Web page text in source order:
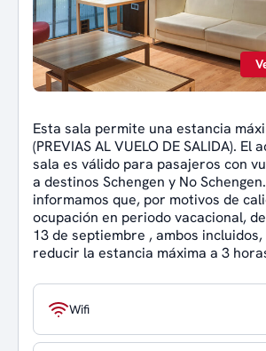
Esta sala permite una estancia
(PREVIAS AL VUELO DE SALIDA). El
sala es válido para pasajeros con
a destinos Schengen y No
informamos que, por motivos de
ocupación en periodo vacacional,
13 de septiembre , ambos
reducir la estancia máxima a 3
Wifi